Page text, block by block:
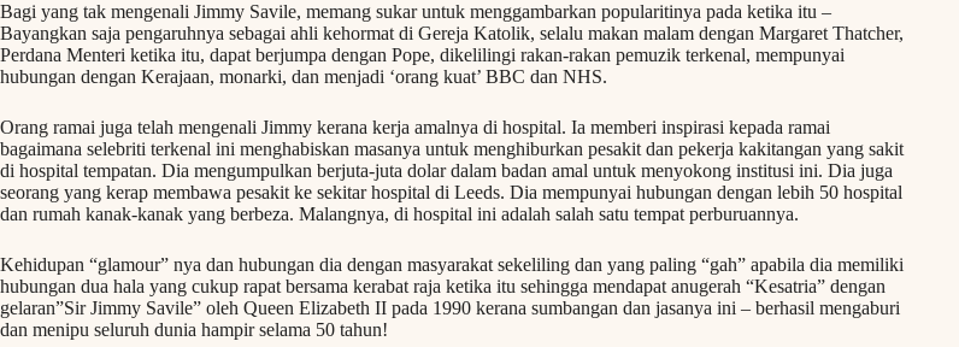
Bagi yang tak mengenali Jimmy Savile, memang sukar untuk menggambarkan popularitinya pada ketika itu –
Bayangkan saja pengaruhnya sebagai ahli kehormat di Gereja Katolik, selalu makan malam dengan Margaret Thatcher,
Perdana Menteri ketika itu, dapat berjumpa dengan Pope, dikelilingi rakan-rakan pemuzik terkenal, mempunyai
hubungan dengan Kerajaan, monarki, dan menjadi ‘orang kuat’ BBC dan NHS.
Orang ramai juga telah mengenali Jimmy kerana kerja amalnya di hospital. Ia memberi inspirasi kepada ramai
bagaimana selebriti terkenal ini menghabiskan masanya untuk menghiburkan pesakit dan pekerja kakitangan yang sakit
di hospital tempatan. Dia mengumpulkan berjuta-juta dolar dalam badan amal untuk menyokong institusi ini. Dia juga
seorang yang kerap membawa pesakit ke sekitar hospital di Leeds. Dia mempunyai hubungan dengan lebih 50 hospital
dan rumah kanak-kanak yang berbeza. Malangnya, di hospital ini adalah salah satu tempat perburuannya.
Kehidupan “glamour” nya dan hubungan dia dengan masyarakat sekeliling dan yang paling “gah” apabila dia memiliki
hubungan dua hala yang cukup rapat bersama kerabat raja ketika itu sehingga mendapat anugerah “Kesatria” dengan
gelaran”Sir Jimmy Savile” oleh Queen Elizabeth II pada 1990 kerana sumbangan dan jasanya ini – berhasil mengaburi
dan menipu seluruh dunia hampir selama 50 tahun!